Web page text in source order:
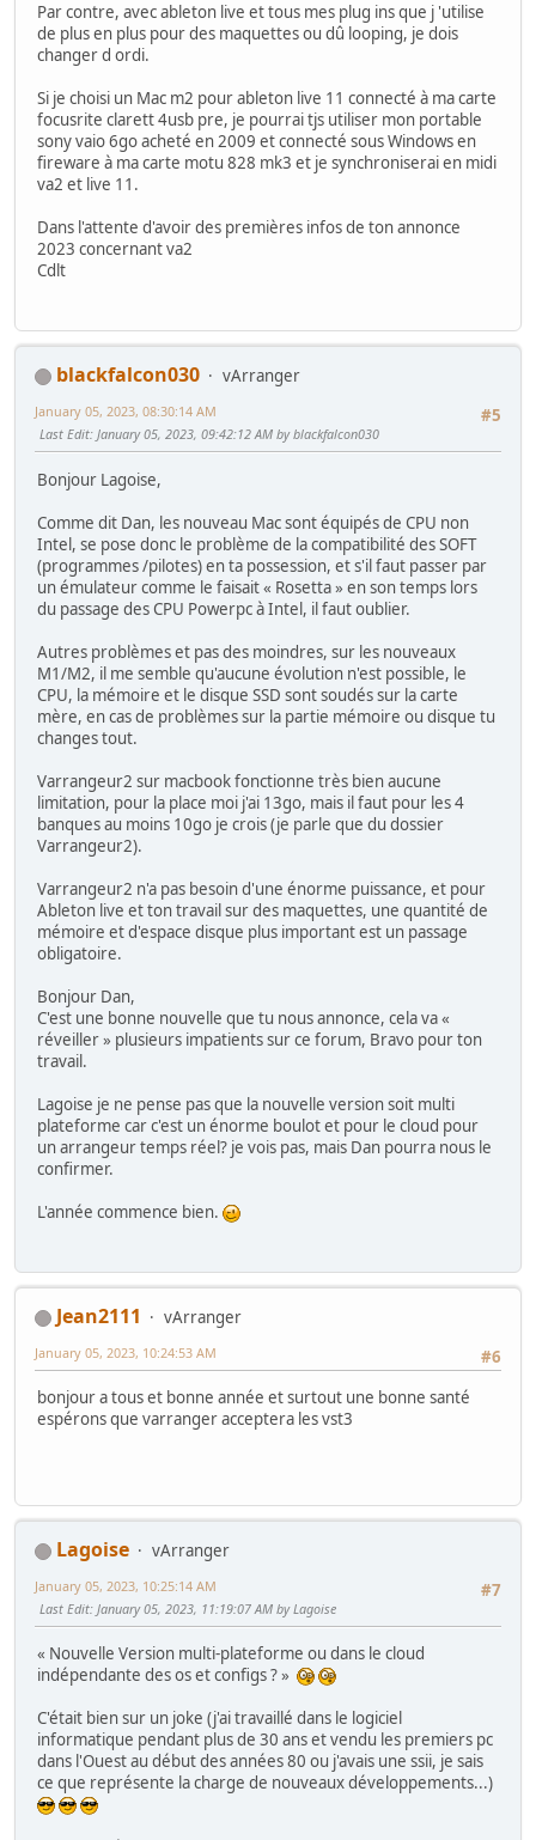
Par contre, avec ableton live et tous mes plug ins que j 'utilise
de plus en plus pour des maquettes ou dû looping, je dois
changer d ordi.
Si je choisi un Mac m2 pour ableton live 11 connecté à ma carte
focusrite clarett 4usb pre, je pourrai tjs utiliser mon portable
sony vaio 6go acheté en 2009 et connecté sous Windows en
fireware à ma carte motu 828 mk3 et je synchroniserai en midi
va2 et live 11.
Dans l'attente d'avoir des premières infos de ton annonce
2023 concernant va2
Cdlt
blackfalcon030
vArranger
#5
January 05, 2023, 08:30:14 AM
Last Edit: January 05, 2023, 09:42:12 AM by blackfalcon030
Bonjour Lagoise,
Comme dit Dan, les nouveau Mac sont équipés de CPU non
Intel, se pose donc le problème de la compatibilité des SOFT
(programmes /pilotes) en ta possession, et s'il faut passer par
un émulateur comme le faisait « Rosetta » en son temps lors
du passage des CPU Powerpc à Intel, il faut oublier.
Autres problèmes et pas des moindres, sur les nouveaux
M1/M2, il me semble qu'aucune évolution n'est possible, le
CPU, la mémoire et le disque SSD sont soudés sur la carte
mère, en cas de problèmes sur la partie mémoire ou disque tu
changes tout.
Varrangeur2 sur macbook fonctionne très bien aucune
limitation, pour la place moi j'ai 13go, mais il faut pour les 4
banques au moins 10go je crois (je parle que du dossier
Varrangeur2).
Varrangeur2 n'a pas besoin d'une énorme puissance, et pour
Ableton live et ton travail sur des maquettes, une quantité de
mémoire et d'espace disque plus important est un passage
obligatoire.
Bonjour Dan,
C'est une bonne nouvelle que tu nous annonce, cela va «
réveiller » plusieurs impatients sur ce forum, Bravo pour ton
travail.
Lagoise je ne pense pas que la nouvelle version soit multi
plateforme car c'est un énorme boulot et pour le cloud pour
un arrangeur temps réel? je vois pas, mais Dan pourra nous le
confirmer.
L'année commence bien.
Jean2111
vArranger
#6
January 05, 2023, 10:24:53 AM
bonjour a tous et bonne année et surtout une bonne santé
espérons que varranger acceptera les vst3
Lagoise
vArranger
#7
January 05, 2023, 10:25:14 AM
Last Edit: January 05, 2023, 11:19:07 AM by Lagoise
« Nouvelle Version multi-plateforme ou dans le cloud
indépendante des os et configs ? »
C'était bien sur un joke (j'ai travaillé dans le logiciel
informatique pendant plus de 30 ans et vendu les premiers pc
dans l'Ouest au début des années 80 ou j'avais une ssii, je sais
ce que représente la charge de nouveaux développements...)